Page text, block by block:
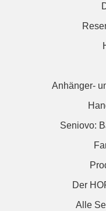
Anhänger-
Seniovo:
Der
Alle